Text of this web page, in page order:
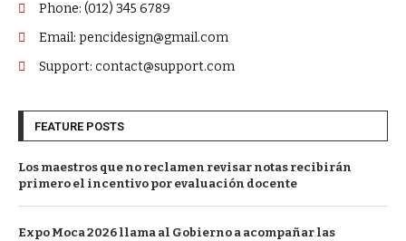
Phone: (012) 345 6789
Email: pencidesign@gmail.com
Support: contact@support.com
FEATURE POSTS
Los maestros que no reclamen revisar notas recibirán
primero el incentivo por evaluación docente
Expo Moca 2026 llama al Gobierno a acompañar las